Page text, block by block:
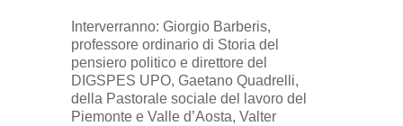
Interverranno: Giorgio Barberis,
professore ordinario di Storia del
pensiero politico e direttore del
DIGSPES UPO, Gaetano Quadrelli,
della Pastorale sociale del lavoro del
Piemonte e Valle d’Aosta, Valter